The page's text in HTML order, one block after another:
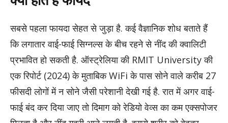
सबसे पहला फायदा सेहत से जुड़ा है. कई वैज्ञानिक शोध बताते हैं
कि लगातार वाई-फाई सिग्नल्स के बीच रहने से नींद की क्वालिटी
प्रभावित हो सकती है. ऑस्ट्रेलिया की RMIT University की
एक रिपोर्ट (2024) के मुताबिक WiFi के पास सोने वाले करीब 27
फीसदी लोगों में न सोने जैसी परेशानी देखी गई है. रात में अगर वाई-
फाई बंद कर दिया जाए तो दिमाग को रेडियो वेव्स का कम एक्सपोजर